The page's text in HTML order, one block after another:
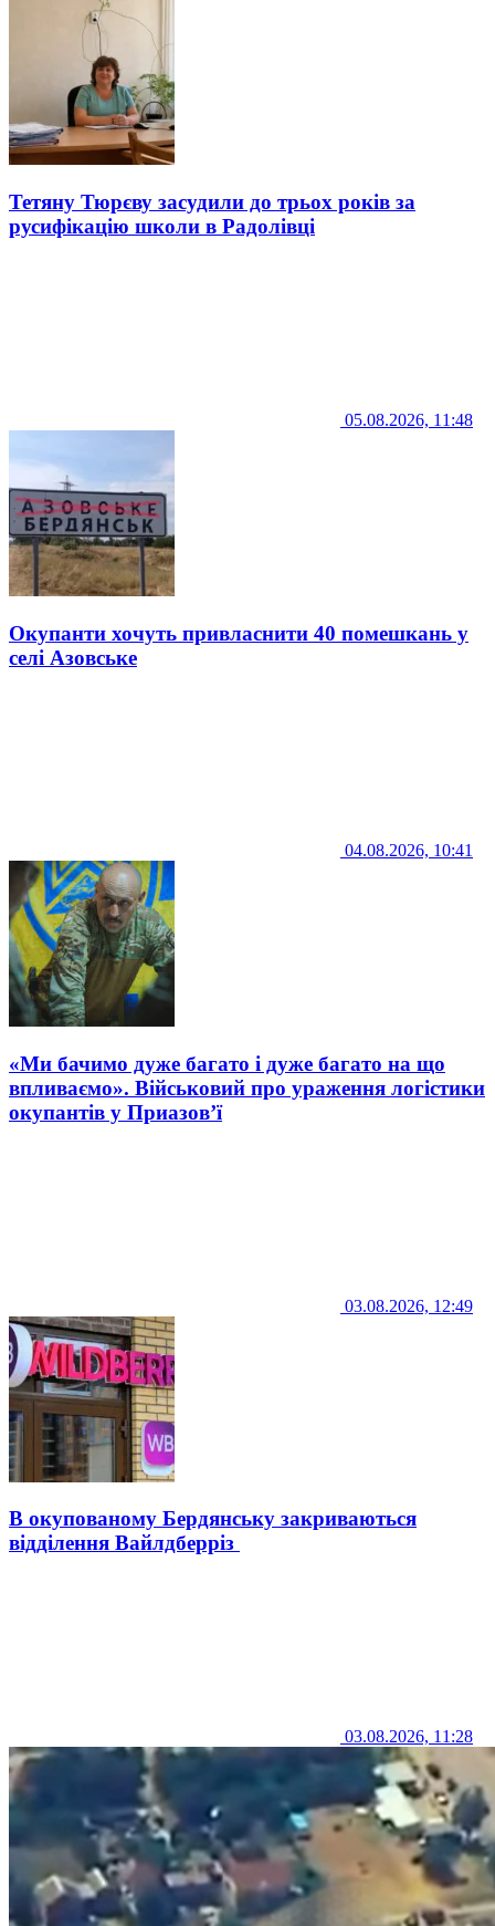
Тетяну Тюрєву засудили до трьох років за
русифікацію школи в Радолівці
05.08.2026, 11:48
Окупанти хочуть привласнити 40 помешкань у
селі Азовське
04.08.2026, 10:41
«Ми бачимо дуже багато і дуже багато на що
впливаємо». Військовий про ураження логістики
окупантів у Приазов’ї
03.08.2026, 12:49
В окупованому Бердянську закриваються
відділення Вайлдберріз
03.08.2026, 11:28